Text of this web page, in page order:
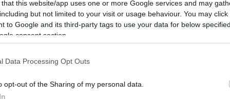
that this website/app uses one or more Google services and may
but not limited to your visit or usage behaviour. You may
to Google and its third-party tags to use your data for below
consent section.
Data Processing Opt Outs
opt-out of the Sharing of my personal data.
Zoltán improvizálva bókolt
tizedik epizódjának kulcsjelenete végén Győző kedves
Nézzétek meg, hogyan rögtönöztek a